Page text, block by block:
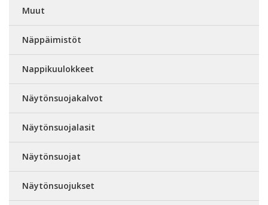
Muut
Näppäimistöt
Nappikuulokkeet
Näytönsuojakalvot
Näytönsuojalasit
Näytönsuojat
Näytönsuojukset